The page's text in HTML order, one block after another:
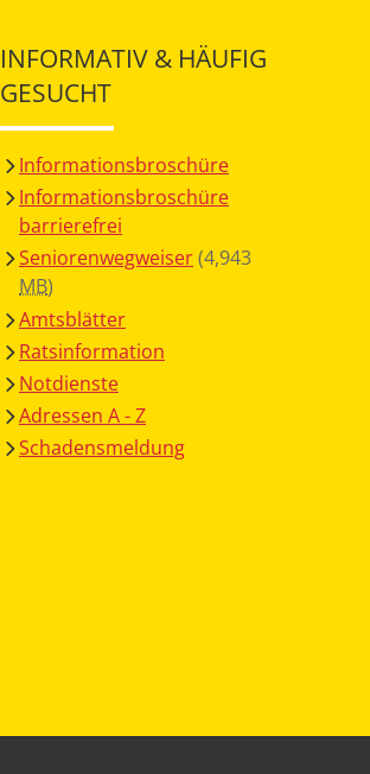
INFORMATIV & HÄUFIG
GESUCHT
Informationsbroschüre
Informationsbroschüre
barrierefrei
Seniorenwegweiser(4,943
MB)
Amtsblätter
Ratsinformation
Notdienste
Adressen A - Z
Schadensmeldung